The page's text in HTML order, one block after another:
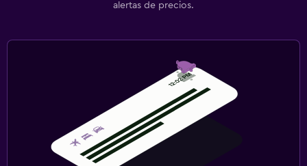
alertas de precios.